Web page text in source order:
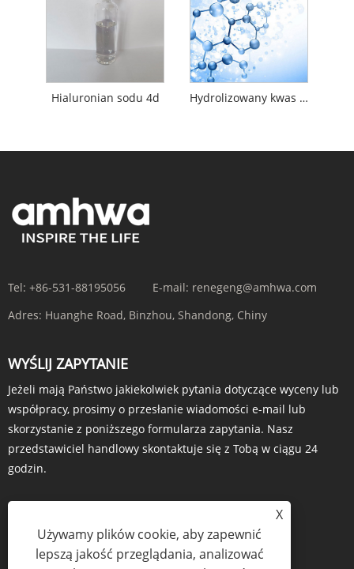
Hialuronian sodu 4d Hydrolizowany kwas hialuronowy
Tel: +86-531-88195056 E-mail: renegeng@amhwa.com
Adres: Huanghe Road, Binzhou, Shandong, Chiny
WYŚLIJ ZAPYTANIE
Jeżeli mają Państwo jakiekolwiek pytania dotyczące wyceny lub
współpracy, prosimy o przesłanie wiadomości e-mail lub
skorzystanie z poniższego formularza zapytania. Nasz
przedstawiciel handlowy skontaktuje się z Tobą w ciągu 24
godzin.
ZAPYTANIE TERAZ
X
Używamy plików cookie, aby zapewnić
lepszą jakość przeglądania, analizować